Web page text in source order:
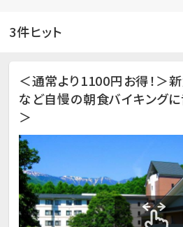
3件ヒット
＜通常より1100円お得！＞
など自慢の朝食バイキング
＞